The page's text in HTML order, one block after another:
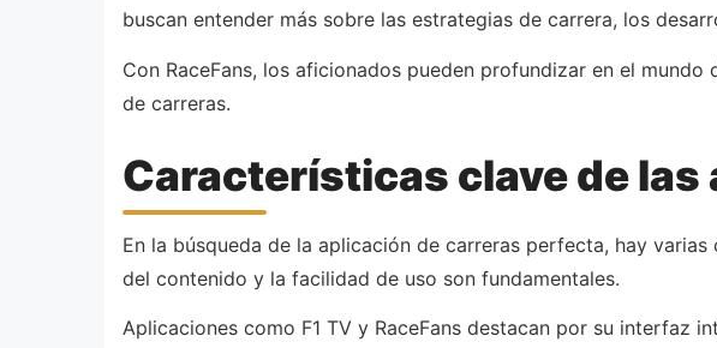
buscan entender más sobre las estrategias de carrera, los
Con RaceFans, los aficionados pueden profundizar en el
de carreras.
Características clave de
En la búsqueda de la aplicación de carreras perfecta, hay
del contenido y la facilidad de uso son fundamentales.
Aplicaciones como F1 TV y RaceFans destacan por su interfaz